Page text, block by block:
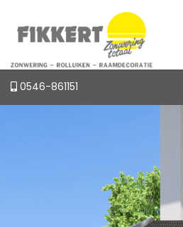
0546-861151